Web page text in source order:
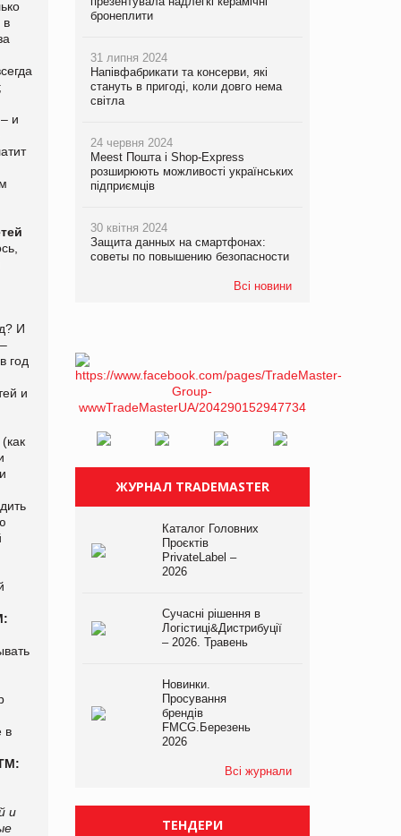
в
и
И
год
и
в
и
бронеплити
31 липня 2024
Напівфабрикати та консерви, які
стануть в пригоді, коли довго нема
світла
24 червня 2024
Meest Пошта і Shop-Express
розширюють можливості українських
підприємців
30 квітня 2024
Защита данных на смартфонах:
советы по повышению безопасности
Всі новини
ЖУРНАЛ TRADEMASTER
Каталог Головних
Проєктів
PrivateLabel –
2026
Сучасні рішення в
Логістиці&Дистрибуції
– 2026. Травень
Новинки.
Просування
брендів
FMCG.Березень
2026
Всі журнали
ТЕНДЕРИ